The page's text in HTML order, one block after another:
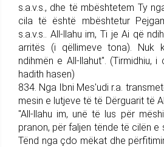
s.a.v.s., dhe të mbështetem Ty
cila të është mbështetur
s.a.v.s.. All-llahu im, Ti je Ai që
arritës (i qëllimeve tona).
ndihmën e All-llahut". (Tirmidhiu,
hadith hasen)
834. Nga Ibni Mes'udi r.a.
me­sin e lutjeve të të Dërguarit të
"All-llahu im, unë të lus për
pranon, për faljen tënde të cilën e
Tënd nga çdo mëkat dhe